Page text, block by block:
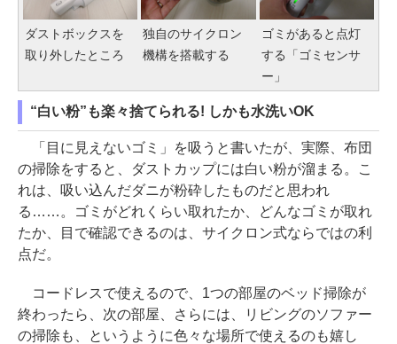
ダストボックスを
取り外したところ
独自のサイクロン
機構を搭載する
ゴミがあると点灯
する「ゴミセンサ
ー」
“白い粉”も楽々捨てられる! しかも水洗いOK
「目に見えないゴミ」を吸うと書いたが、実際、布団
の掃除をすると、ダストカップには白い粉が溜まる。こ
れは、吸い込んだダニが粉砕したものだと思われ
る……。ゴミがどれくらい取れたか、どんなゴミが取れ
たか、目で確認できるのは、サイクロン式ならではの利
点だ。
コードレスで使えるので、1つの部屋のベッド掃除が
終わったら、次の部屋、さらには、リビングのソファー
の掃除も、というように色々な場所で使えるのも嬉し